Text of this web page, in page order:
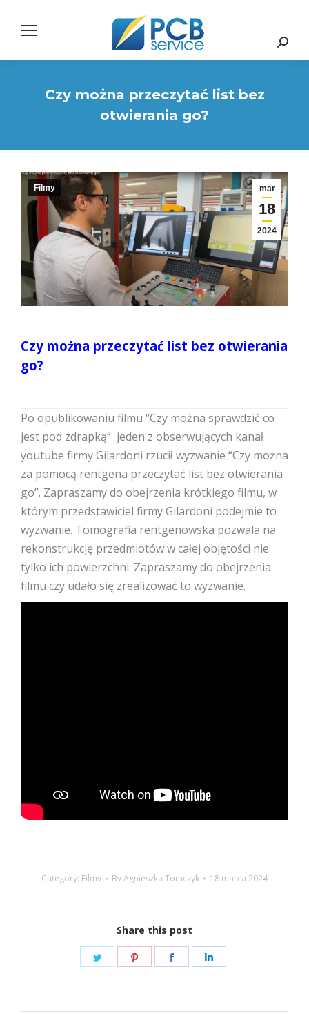
Search:
Czy można przeczytać list bez
otwierania go?
mar
18
2024
Filmy
Czy można przeczytać list bez otwierania
go?
Po opublikowaniu filmu “Czy można sprawdzić co
jest pod zdrapką” jeden z obserwujących kanał
youtube firmy Gilardoni rzucił wyzwanie “Czy można
za pomocą rentgena przeczytać list bez otwierania
go”. Zapraszamy do obejrzenia krótkiego filmu, w
którym przedstawiciel firmy Gilardoni podejmie to
wyzwanie. Tomografia rentgenowska pozwala na
rekonstrukcję przedmiotów w całej objętości nie
tylko ich powierzchni. Zapraszamy do obejrzenia
filmu czy udało się zrealizować to wyzwanie.
Category: Filmy ByAgnieszka Tomczyk 18 marca 2024
Share this post
Share
Share
Share